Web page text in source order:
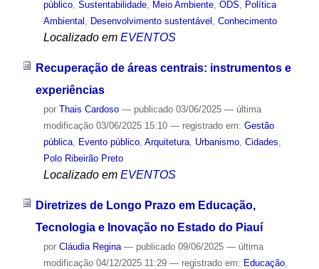
público, Sustentabilidade, Meio Ambiente, ODS, Política
Ambiental , Desenvolvimento sustentável , Conhecimento
Localizado em EVENTOS
Recuperação de áreas centrais: instrumentos e
experiências
por Thais Cardoso — publicado03/06/2025 — última
modificação03/06/2025 15:10 — registrado em: Gestão
pública, Evento público, Arquitetura, Urbanismo, Cidades
Polo Ribeirão Preto
Localizado em EVENTOS
Diretrizes de Longo Prazo em Educação,
Tecnologia e Inovação no Estado do Piauí
por Cláudia Regina — publicado09/06/2025 — última
modificação04/12/2025 11:29 — registrado em: Educação,